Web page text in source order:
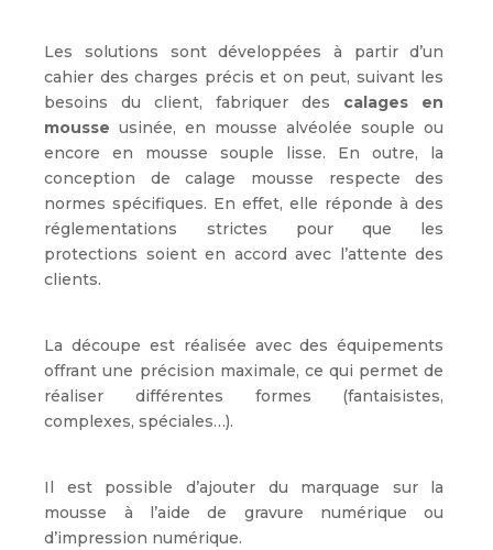
Les solutions sont développées à partir d’un
cahier des charges précis et on peut, suivant les
besoins du client, fabriquer des calages en
mousse usinée, en mousse alvéolée souple ou
encore en mousse souple lisse. En outre, la
conception de calage mousse respecte des
normes spécifiques. En effet, elle réponde à des
réglementations strictes pour que les
protections soient en accord avec l’attente des
clients.
La découpe est réalisée avec des équipements
offrant une précision maximale, ce qui permet de
réaliser différentes formes (fantaisistes,
complexes, spéciales…).
Il est possible d’ajouter du marquage sur la
mousse à l’aide de gravure numérique ou
d’impression numérique.